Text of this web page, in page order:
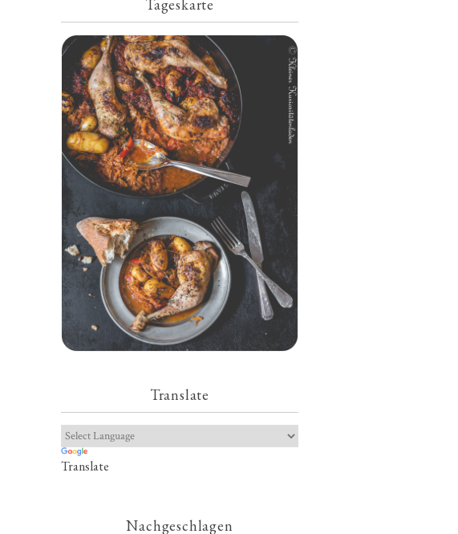
Tageskarte
Geschmorte Hähnchenschenkel auf
Paprikakraut und kleinen Kartoffeln
Translate
Translate
Nachgeschlagen